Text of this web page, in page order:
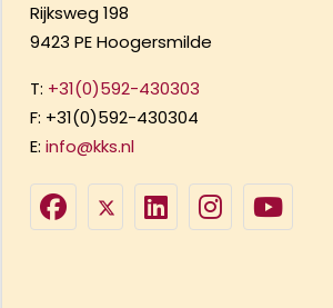
Rijksweg 198
9423 PE Hoogersmilde
T: +31(0)592-430303
F: +31(0)592-430304
E: info@kks.nl